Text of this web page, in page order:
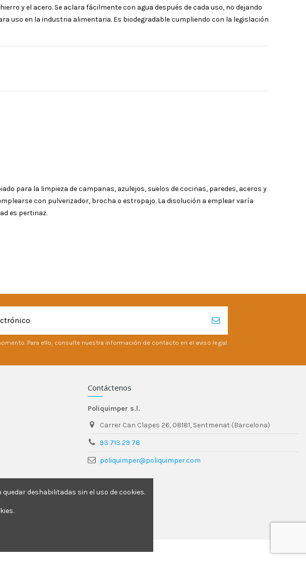
y el acero. Se aclara fácilmente con agua después de cada uso, no dejando
uso en la industria alimentaria. Es biodegradable cumpliendo con la legislación
para la limpieza de campanas, azulejos, suelos de cocinas, paredes, aceros y
con pulverizador, brocha o estropajo. La disolución a emplear varía
es pertinaz.
Para ello, consulte nuestra información de contacto en el aviso legal.
Contáctenos
Poliquimper s.l.
Carrer Can Clapes 26, 08181, Sentmenat (Barcelona)
93 713 29 78
poliquimper@poliquimper.com
deshabilitadas sin el uso de cookies.